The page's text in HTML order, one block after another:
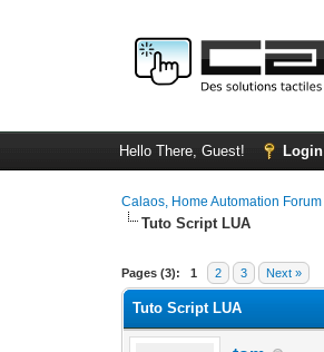
Hello There, Guest! Login
Calaos, Home Automation Forum
Tuto Script LUA
Pages (3): 1 2 3 Next »
0 Vote(s) - 0 Average
1
2
3
4
5
Tuto Script LUA